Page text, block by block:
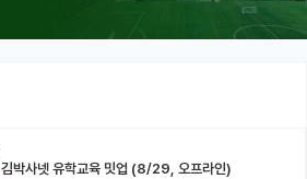
김박사넷 유학교육 밋업 (8/29, 오프라인)